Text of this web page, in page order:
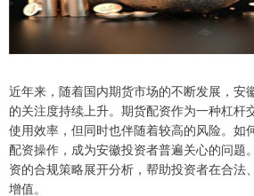
近年来，随着国内期货市场的不断发展，安
的关注度持续上升。期货配资作为一种杠杆
使用效率，但同时也伴随着较高的风险。如
配资操作，成为安徽投资者普遍关心的问题
资的合规策略展开分析，帮助投资者在合法
增值。